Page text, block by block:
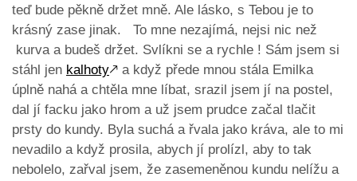
teď bude pěkně držet mně. Ale lásko, s Tebou je to
krásný zase jinak. To mne nezajímá, nejsi nic než
kurva a budeš držet. Svlíkni se a rychle ! Sám jsem si
stáhl jen kalhoty🡕 a když přede mnou stála Emilka
úplně nahá a chtěla mne líbat, srazil jsem jí na postel,
dal jí facku jako hrom a už jsem prudce začal tlačit
prsty do kundy. Byla suchá a řvala jako kráva, ale to mi
nevadilo a když prosila, abych jí prolízl, aby to tak
nebolelo, zařval jsem, že zasemeněnou kundu nelížu a